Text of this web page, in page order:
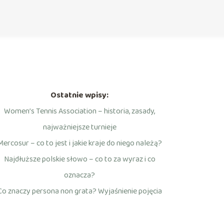
Ostatnie wpisy:
Women’s Tennis Association – historia, zasady,
najważniejsze turnieje
– co to jest i jakie kraje do niego należą?
Najdłuższe polskie słowo – co to za wyraz i co
oznacza?
znaczy persona non grata? Wyjaśnienie pojęcia